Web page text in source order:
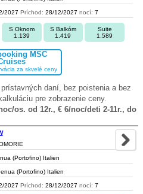
2027 Príchod: 28/12/2027 nocí: 7
S Oknom
1.139
S Balkóm
1.419
Suite
1.589
MSC
za skvelé ceny
daní, bez poistenia a bez
pre zobrazenie ceny.
os. od 12r., € 6/noc/deti 2-11r., do
(Portofino) Italien
(Portofino) Italien
2027 Príchod: 28/12/2027 nocí: 7